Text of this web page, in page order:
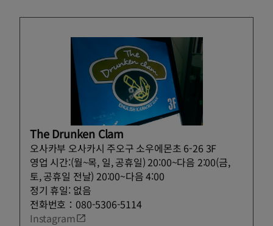
The Drunken Clam
오사카부 오사카시 주오구 소우에몬초 6-26 3F
영업 시간:(월~목, 일, 공휴일) 20:00~다음 2:00(금,
토, 공휴일 전날) 20:00~다음 4:00
정기 휴일: 없음
전화번호：080-5306-5114
Instagram